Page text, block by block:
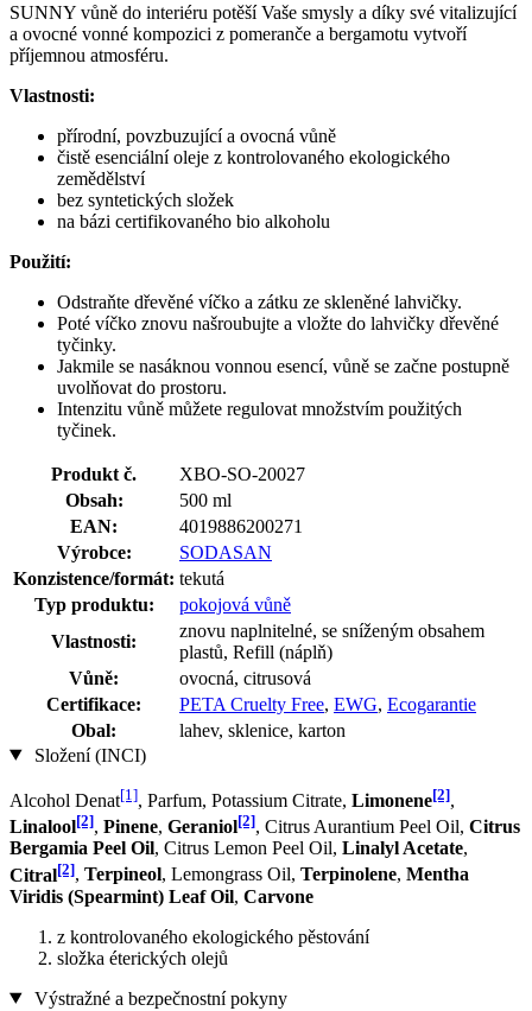
SUNNY vůně do interiéru potěší Vaše smysly a díky své vitalizující
a ovocné vonné kompozici z pomeranče a bergamotu vytvoří
příjemnou atmosféru.
Vlastnosti:
přírodní, povzbuzující a ovocná vůně
čistě esenciální oleje z kontrolovaného ekologického
zemědělství
bez syntetických složek
na bázi certifikovaného bio alkoholu
Použití:
Odstraňte dřevěné víčko a zátku ze skleněné lahvičky.
Poté víčko znovu našroubujte a vložte do lahvičky dřevěné
tyčinky.
Jakmile se nasáknou vonnou esencí, vůně se začne postupně
uvolňovat do prostoru.
Intenzitu vůně můžete regulovat množstvím použitých
tyčinek.
Produkt č.
XBO-SO-20027
Obsah:
500 ml
EAN:
4019886200271
Výrobce:
SODASAN
Konzistence/formát: tekutá
Typ produktu:
pokojová vůně
Vlastnosti:
znovu naplnitelné, se sníženým obsahem
plastů, Refill (náplň)
Vůně:
ovocná, citrusová
Certifikace:
PETA Cruelty Free, EWG, Ecogarantie
Obal:
lahev, sklenice, karton
Složení (INCI)
Alcohol Denat[1], Parfum, Potassium Citrate, Limonene[2],
Linalool[2], Pinene, Geraniol[2], Citrus Aurantium Peel Oil, Citrus
Bergamia Peel Oil, Citrus Lemon Peel Oil, Linalyl Acetate,
Citral[2], Terpineol, Lemongrass Oil, Terpinolene, Mentha
Viridis (Spearmint) Leaf Oil, Carvone
z kontrolovaného ekologického pěstování
složka éterických olejů
Výstražné a bezpečnostní pokyny